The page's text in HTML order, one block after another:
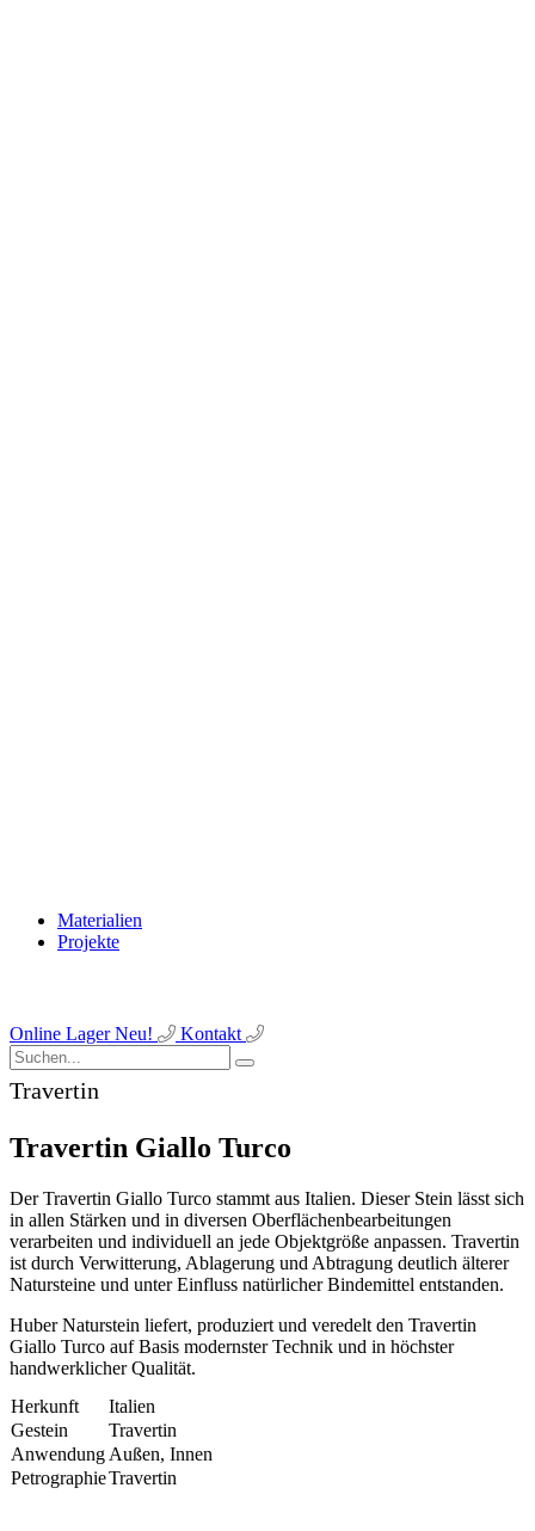
Materialien
Projekte
Online LagerNeu! Kontakt
Travertin
Travertin Giallo Turco
Der Travertin Giallo Turco stammt aus Italien. Dieser Stein lässt sich
in allen Stärken und in diversen Oberflächenbearbeitungen
verarbeiten und individuell an jede Objektgröße anpassen. Travertin
ist durch Verwitterung, Ablagerung und Abtragung deutlich älterer
Natursteine und unter Einfluss natürlicher Bindemittel entstanden.
Huber Naturstein liefert, produziert und veredelt den Travertin
Giallo Turco auf Basis modernster Technik und in höchster
handwerklicher Qualität.
Herkunft
Italien
Gestein
Travertin
Anwendung Außen, Innen
PetrographieTravertin